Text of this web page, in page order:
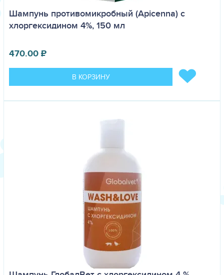
Шампунь противомикробный (Apicenna) с
хлоргексидином 4%, 150 мл
470.00₽
В КОРЗИНУ